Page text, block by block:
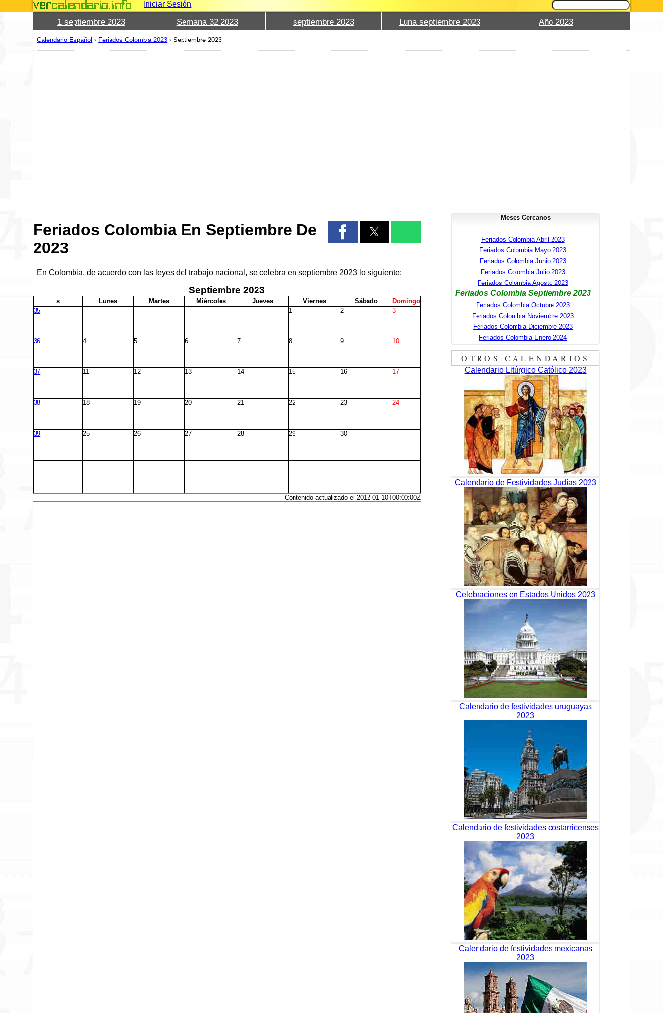
Iniciar Sesión
1 septiembre 2023 Semana 32 2023 septiembre 2023 Luna septiembre 2023 Año 2023
Calendario Español › Feriados Colombia 2023 ›Septiembre 2023
Feriados Colombia En Septiembre De
2023
En Colombia, de acuerdo con las leyes del trabajo nacional, se celebra en septiembre 2023 lo siguiente:
Septiembre2023
s Lunes Martes Miércoles Jueves Viernes Sábado Domingo
35
1 2 3
36 4 5 6 7 8 9 10
37 11 12 13 14 15 16 17
38 18 19 20 21 22 23 24
39 25 26 27 28 29 30
Contenido actualizado el 2012-01-10T00:00:00Z
Meses Cercanos
Feriados Colombia Abril 2023
Feriados Colombia Mayo 2023
Feriados Colombia Junio 2023
Feriados Colombia Julio 2023
Feriados Colombia Agosto 2023
Feriados Colombia Septiembre 2023
Feriados Colombia Octubre 2023
Feriados Colombia Noviembre 2023
Feriados Colombia Diciembre 2023
Feriados Colombia Enero 2024
OTROS CALENDARIOS
Calendario Litúrgico Católico 2023
Calendario de Festividades Judías 2023
Celebraciones en Estados Unidos 2023
Calendario de festividades uruguayas
2023
Calendario de festividades costarricenses
2023
Calendario de festividades mexicanas
2023